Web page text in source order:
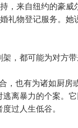
，来自纽约的豪
礼物登记服务。
，都可能为对方
，也有为诸如厨房
离暴力的个案。
过人生低谷。